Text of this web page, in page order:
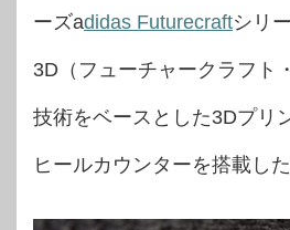
ーズadidas Futurecraftシリ
3D（フューチャークラフト
技術をベースとした3Dプリ
ヒールカウンターを搭載し